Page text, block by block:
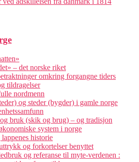
– det norske riket
omkring forgangne tiders
tildragelser
nordmenn
og steder (bygder) i gamle norge
bruk (skik og brug) – og tradisjon
system i norge
historie
og forkortelser benyttet
og referanse til myte-verdenen :